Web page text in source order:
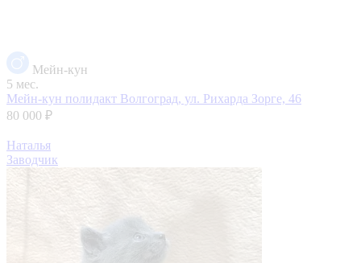
Мейн-кун
5 мес.
Мейн-кун полидакт Волгоград, ул. Рихарда Зорге, 46
80 000 ₽
Наталья
Заводчик